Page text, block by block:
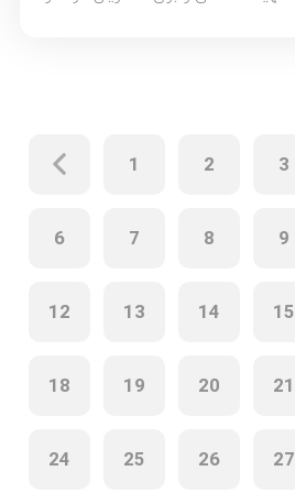
1 2 3
6 7 8 9
12 13 14 15
18 19 20 21
24 25 26 27